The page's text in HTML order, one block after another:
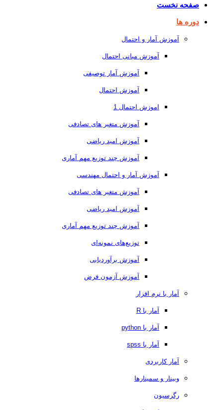
صفحه نخست
دوره ها
آموزش آمار و احتمال
آموزش مبانی احتمال
آموزش آمار توصیفی
آموزش احتمال
اموزش احتمال 1
آموزش متغیر های تصادفی
آموزش امید ریاضی
آموزش چند توزیع مهم آماری
آموزش آمار و احتمال مهندسی
آموزش متغیر های تصادفی
آموزش امید ریاضی
آموزش چند توزیع مهم آماری
توزیع‌های نمونه‌ای
آموزش برآوردیابی
آموزش آزمون فرض
آمار با نرم افزار
آمار با R
آمار با python
آمار با spss
آمار کاربردی
وبینار و سمینارها
رگرسیون